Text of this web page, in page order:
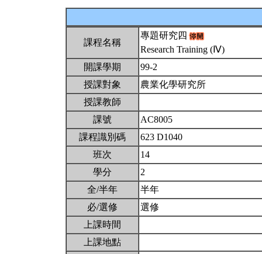
課程名稱
專題研究四
Research Training (Ⅳ)
開課學期
99-2
授課對象
農業化學研究所
授課教師
課號
AC8005
課程識別碼
623 D1040
班次
14
學分
2
全/半年
半年
必/選修
選修
上課時間
上課地點